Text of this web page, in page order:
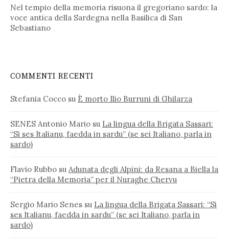
Nel tempio della memoria risuona il gregoriano sardo: la
voce antica della Sardegna nella Basilica di San
Sebastiano
COMMENTI RECENTI
Stefania Cocco su È morto Ilio Burruni di Ghilarza
SENES Antonio Mario su La lingua della Brigata Sassari:
“Si ses Italianu, faedda in sardu” (se sei Italiano, parla in
sardo)
Flavio Rubbo su Adunata degli Alpini: da Resana a Biella la
“Pietra della Memoria” per il Nuraghe Chervu
Sergio Mario Senes su La lingua della Brigata Sassari: “Si
ses Italianu, faedda in sardu” (se sei Italiano, parla in
sardo)